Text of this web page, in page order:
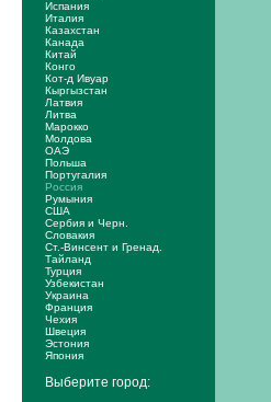
Испания
Италия
Казахстан
Канада
Китай
Конго
Кот-д Ивуар
Кыргызстан
Латвия
Литва
Марокко
Молдова
ОАЭ
Польша
Португалия
Россия
Румыния
США
Сербия и Черн.
Словакия
Ст.-Винсент и Гренад.
Тайланд
Турция
Узбекистан
Украина
Франция
Чехия
Швеция
Эстония
Япония
Выберите город: